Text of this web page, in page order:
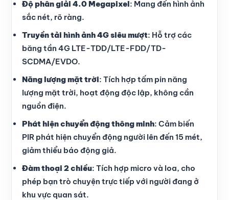
Độ phân giải 4.0 Megapixel: Mang đến hình ảnh
sắc nét, rõ ràng.
Truyền tải hình ảnh 4G siêu mượt: Hỗ trợ các
băng tần 4G LTE-TDD/LTE-FDD/TD-
SCDMA/EVDO.
Năng lượng mặt trời: Tích hợp tấm pin năng
lượng mặt trời, hoạt động độc lập, không cần
nguồn điện.
Phát hiện chuyển động thông minh: Cảm biến
PIR phát hiện chuyển động người lên đến 15 mét,
giảm thiểu báo động giả.
Đàm thoại 2 chiều: Tích hợp micro và loa, cho
phép bạn trò chuyện trực tiếp với người đang ở
khu vực quan sát.